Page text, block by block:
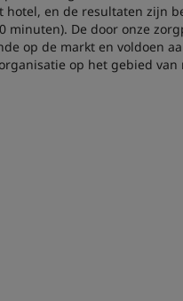
hotel, en de resultaten zijn
minuten). De door onze
op de markt en voldoen
op het gebied